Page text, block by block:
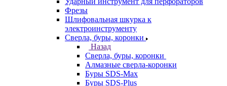
Фрезы
Шлифовальная шкурка к
электроинструменту
Сверла, буры, коронки
Назад
Сверла, буры, коронки
Алмазные сверла-коронки
Буры SDS-Max
Буры SDS-Plus